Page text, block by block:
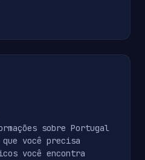
sobre Portugal
você precisa
você encontra